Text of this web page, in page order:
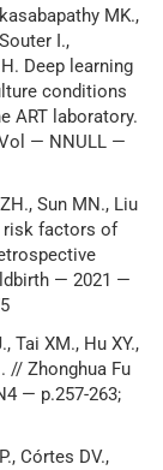
MK.,
I.,
Deep learning
conditions
ART laboratory.
— NNULL —
Sun MN., Liu
risk factors of
— 2021 —
Tai XM., Hu XY.,
. // Zhonghua Fu
— p.257-263;
Córtes DV.,